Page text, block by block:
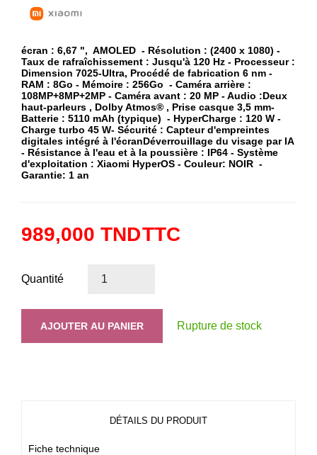
écran : 6,67 ", AMOLED - Résolution : (2400 x 1080) -
Taux de rafraîchissement : Jusqu'à 120 Hz - Processeur :
Dimension 7025-Ultra, Procédé de fabrication 6 nm -
RAM : 8Go - Mémoire : 256Go - Caméra arrière :
108MP+8MP+2MP - Caméra avant : 20 MP - Audio :Deux
haut-parleurs , Dolby Atmos® , Prise casque 3,5 mm-
Batterie : 5110 mAh (typique) - HyperCharge : 120 W -
Charge turbo 45 W- Sécurité : Capteur d'empreintes
digitales intégré à l'écranDéverrouillage du visage par IA
- Résistance à l'eau et à la poussière : IP64 - Système
d'exploitation : Xiaomi HyperOS - Couleur: NOIR -
Garantie: 1 an
989,000 TNDTTC
Quantité
AJOUTER AU PANIER Rupture de stock
DÉTAILS DU PRODUIT
Fiche technique